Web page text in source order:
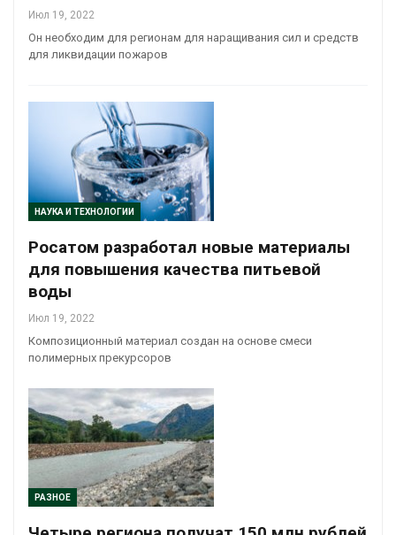
Июл 19, 2022
Он необходим для регионам для наращивания сил и средств
для ликвидации пожаров
НАУКА И ТЕХНОЛОГИИ
Росатом разработал новые материалы
для повышения качества питьевой
воды
Июл 19, 2022
Композиционный материал создан на основе смеси
полимерных прекурсоров
РАЗНОЕ